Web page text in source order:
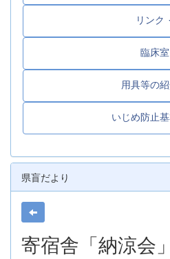
リンク
臨床室
用具等の
いじめ防止
県盲だより
寄宿舎「納涼会